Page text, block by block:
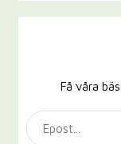
Få våra